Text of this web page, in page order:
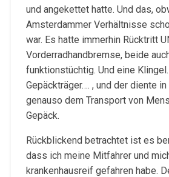
und angekettet hatte. Und das,
Amsterdammer Verhältnisse
war. Es hatte immerhin Rücktritt
Vorderradhandbremse, beide
funktionstüchtig. Und eine
Gepäckträger…. , und der diente
genauso dem Transport von
Gepäck.
Rückblickend betrachtet ist es
dass ich meine Mitfahrer und
krankenhausreif gefahren habe.